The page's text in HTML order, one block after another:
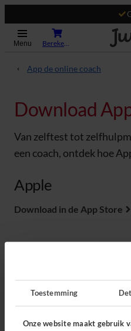
Toestemming
Onze website maakt gebruik
Menu
App de online coach
Download
Van zelftest tot
een coach, ontdek hoe
Apple
Download in de App Store
Download via Google Play